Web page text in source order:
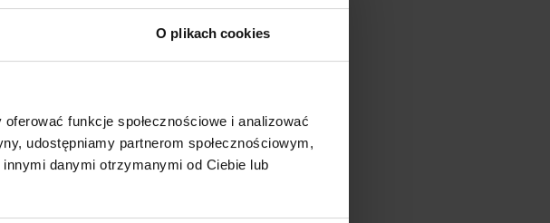
O plikach cookies
funkcje społecznościowe i analizować
udostępniamy partnerom społecznościowym,
danymi otrzymanymi od Ciebie lub
lub współpracy, nasi